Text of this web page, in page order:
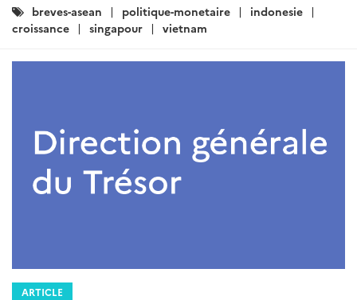
Catégories
:
breves-asean politique-monetaire
indonesie
croissance
singapour vietnam
ARTICLE